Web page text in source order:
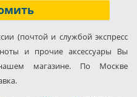
(почтой и службой экспресс
и прочие аксессуары Вы
магазине. По Москве